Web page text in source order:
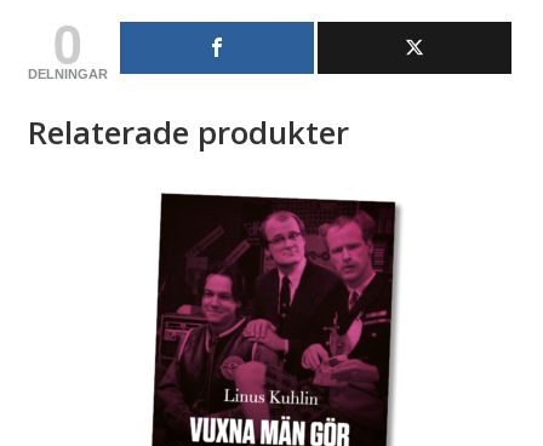
0
DELNINGAR
Relaterade produkter